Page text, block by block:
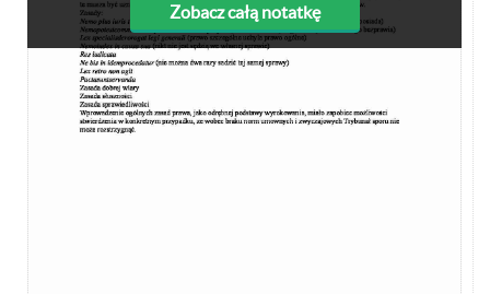
Zobacz całą notatkę